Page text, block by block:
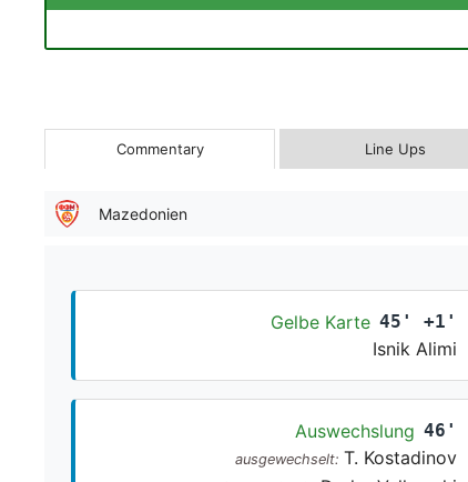
Commentary Line Ups
Mazedonien
Gelbe Karte 45' +1'
Isnik Alimi
Auswechslung 46'
ausgewechselt: T. Kostadinov